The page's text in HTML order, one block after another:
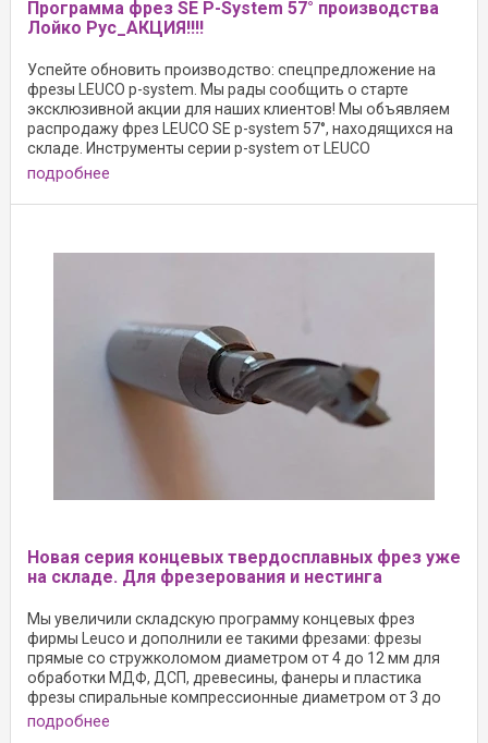
Программа фрез SE P-System 57° производства
Лойко Рус_АКЦИЯ!!!!
Успейте обновить производство: спецпредложение на
фрезы LEUCO p-system. Мы рады сообщить о старте
эксклюзивной акции для наших клиентов! Мы объявляем
распродажу фрез LEUCO SE p-system 57°, находящихся на
складе. Инструменты серии p-system от LEUCO
подробнее
Новая серия концевых твердосплавных фрез уже
на складе. Для фрезерования и нестинга
Мы увеличили складскую программу концевых фрез
фирмы Leuco и дополнили ее такими фрезами: фрезы
прямые со стружколомом диаметром от 4 до 12 мм для
обработки МДФ, ДСП, древесины, фанеры и пластика
фрезы спиральные компрессионные диаметром от 3 до
12
подробнее